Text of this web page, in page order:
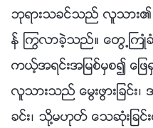
ဘုရားသခင္သည္ လူသား၏
န္ ႂကြလာခဲ့သည္။ ေတြ႕ႀကဳံ
ကယ့္အရင္းအျမစ္မွစ၍ ေျဖ
လူသားသည္ ေမြးဖြားျခင္း
ခင္း၊ သို႔မဟုတ္ ေသဆုံးျခ